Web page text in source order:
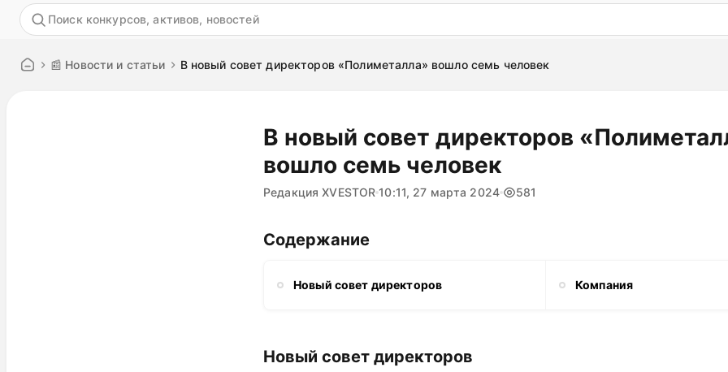
📰 Новости и статьи В новый совет директоров «Полиметалла» вошло семь человек
В новый совет директоров
вошло семь человек
Редакция XVESTOR 10:11, 27 марта 2024 581
Содержание
Новый совет директоров Компания
Новый совет директоров